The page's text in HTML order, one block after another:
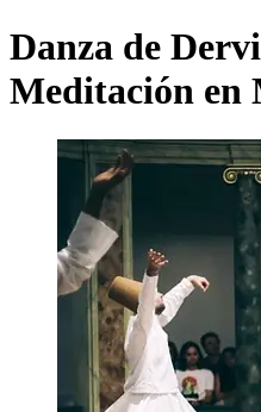
Danza de
Meditación en